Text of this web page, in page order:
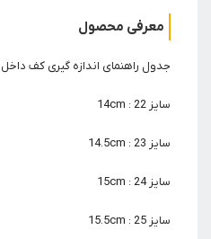
معرفی محصول
جدول راهنمای اندازه گیری کف
سایز 22 : 14cm
سایز 23 : 14.5cm
سایز 24 : 15cm
سایز 25 : 15.5cm